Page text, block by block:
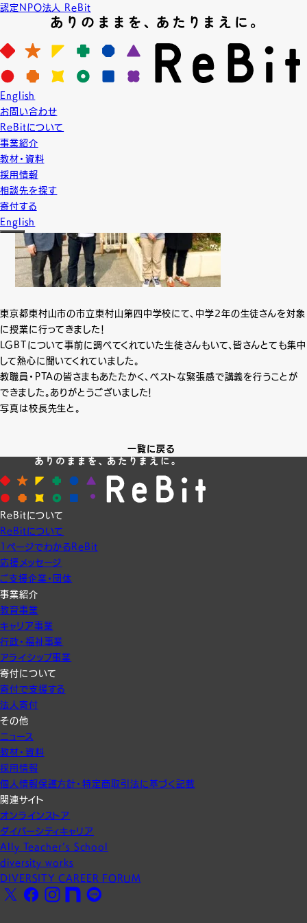
認定NPO法人 ReBit
English
お問い合わせ
ReBitについて
事業紹介
教材・資料
採用情報
相談先を探す
寄付する
English
News
ニュース
2016.3.5
【授業】東村山市立東村山第四中学校
東京都東村山市の市立東村山第四中学校にて、中学2年の生徒さんを対象
に授業に行ってきました！
LGBTについて事前に調べてくれていた生徒さんもいて、皆さんとても集中
して熱心に聞いてくれていました。
教職員・PTAの皆さまもあたたかく、ベストな緊張感で講義を行うことが
できました。ありがとうございました！
写真は校長先生と。
一覧に戻る
ReBitについて
ReBitについて
1ページでわかるReBit
応援メッセージ
ご支援企業・団体
事業紹介
教育事業
キャリア事業
行政・福祉事業
アライシップ事業
寄付について
寄付で支援する
法人寄付
その他
ニュース
教材・資料
採用情報
個人情報保護方針・特定商取引法に基づく記載
関連サイト
オンラインストア
ダイバーシティキャリア
Ally Teacher’s School
diversity works
DIVERSITY CAREER FORUM
X
Facebook
Instagram
note LINE